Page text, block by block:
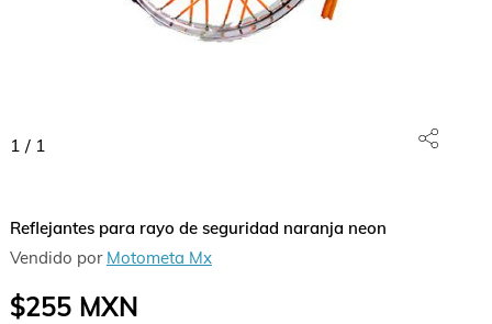
1 / 1
Reflejantes para rayo de seguridad naranja neon
Vendido por Motometa Mx
$255MXN